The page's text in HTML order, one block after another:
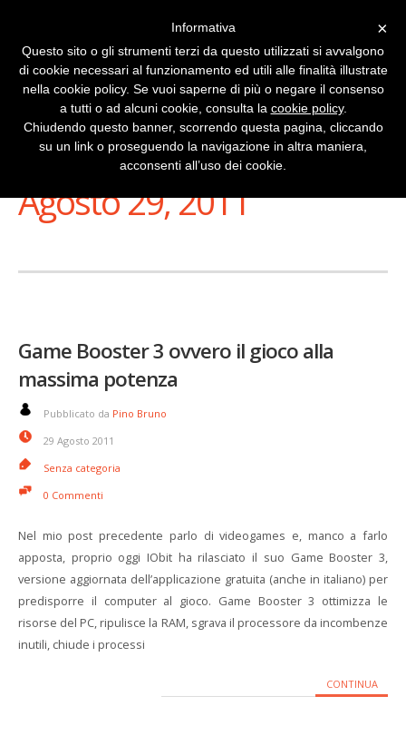
Stai Visualizzando
Agosto 29, 2011
Game Booster 3 ovvero il gioco alla
massima potenza
Pubblicato da Pino Bruno
29 Agosto 2011
Senza categoria
0 Commenti
Nel mio post precedente parlo di videogames e, manco a farlo
apposta, proprio oggi IObit ha rilasciato il suo Game Booster 3,
versione aggiornata dell’applicazione gratuita (anche in italiano) per
predisporre il computer al gioco. Game Booster 3 ottimizza le
risorse del PC, ripulisce la RAM, sgrava il processore da incombenze
inutili, chiude i processi
CONTINUA
×
Informativa
Questo sito o gli strumenti terzi da questo utilizzati si avvalgono
di cookie necessari al funzionamento ed utili alle finalità illustrate
nella cookie policy. Se vuoi saperne di più o negare il consenso
a tutti o ad alcuni cookie, consulta la cookie policy.
Chiudendo questo banner, scorrendo questa pagina, cliccando
su un link o proseguendo la navigazione in altra maniera,
acconsenti all’uso dei cookie.